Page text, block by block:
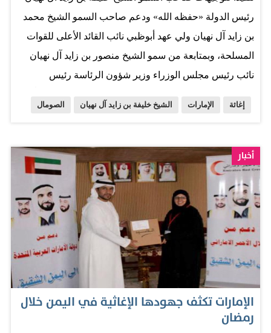
رئيس الدولة «حفظه الله» ودعم صاحب السمو الشيخ محمد
بن زايد آل نهيان ولي عهد أبوظبي نائب القائد الأعلى للقوات
المسلحة، وبمتابعة من سمو الشيخ منصور بن زايد آل نهيان
نائب رئيس مجلس الوزراء وزير شؤون الرئاسة رئيس
وانسجاماً مع مبادرة «عام الخير»، وصلت إلى ميناء بربرة
شمال غرب الصومال باخرة إغاثية تحمل 1700 طن من المواد
الإغاثية الأساسية من مؤسسة خليفة بن زايد آل نهيان للأعمال
الإنسانية إلى الشعب الصومالي لمساعدته على تخطي
الظروف المعيشية التي يمر بها وتقديم الدعم للمتضررين من
الجفاف وتعزيزاً لدور دولة الإمارات ورسالتها الإنسانية
والحضارية في معالجة أزمة المجاعة في الصومال والأزمات
والكوارث في شتى دول العالم. وقال مصدر مسؤول
بمؤسسة خليفة بن زايد آل نهيان للأعمال الإنسانية ل«وكالة
أنباء الإمارات وام- تأتي هذه الإغاثة العاجلة تلبية لتوجيهات
إغاثة الإمارات الشيخ خليفة بن زايد آل نهيان الصومال
أخبار
الإمارات تكثف جهودها الإغاثية في اليمن خلال
رمضان